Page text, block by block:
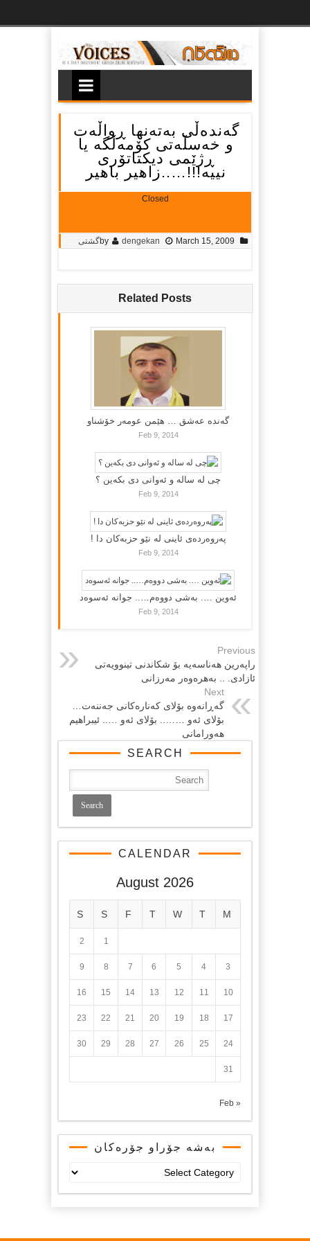
گه‌نده‌ڵی به‌ته‌نها ڕواڵه‌ت
و خه‌سڵه‌تی کۆمه‌ڵگه‌ یا
ڕژێمی دیکتاتۆری
نییه‌!!!…..زاهیر باهیر
Closed
by dengekan March 15, 2009 گشتی
Related Posts
گه‌نده‌ عه‌شق … هێمن عومه‌ر خۆشناو
Feb 9, 2014
چی لە سالە و ئەوانی دی بكەین ؟
Feb 9, 2014
پەروەردەی ئاینی لە نێو حزبەکان دا !
Feb 9, 2014
ئەوین …. بەشی دووەم….. جوانە ئەسوەد
Feb 9, 2014
Previous
راپه‌رین هه‌ناسه‌یه‌ بۆ شكاندنی تینوویه‌تی
ئازادی. .. به‌هره‌وه‌ر مه‌رزانی
Next
گه‌ڕانه‌وه‌ بۆلای كه‌ناره‌كانی جه‌ننه‌ت…
بۆلای ئه‌و …….. بۆلای ئه‌و ….. ئیبراهیم
هه‌ورامانی
SEARCH
CALENDAR
August 2026
M
T
W
T
F
S
S
1
2
3
4
5
6
7
8
9
10
11
12
13
14
15
16
17
18
19
20
21
22
23
24
25
26
27
28
29
30
31
« Feb
بەشە جۆراو جۆرەکان
جۆرەکان